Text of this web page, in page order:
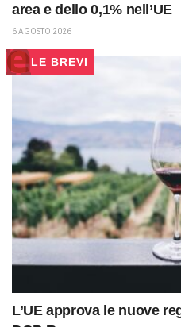
area e dello 0,1% nell’UE
6 AGOSTO 2026
LE BREVI
L’UE approva le nuove